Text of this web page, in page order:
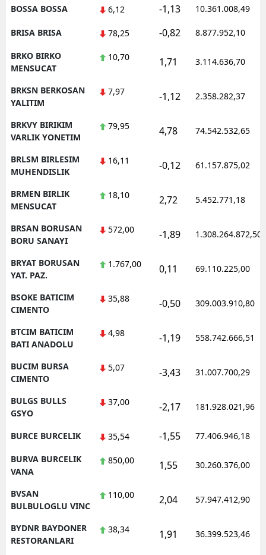
BOSSA BOSSA 6,12 -1,13 10.361.008,49
BRISA BRISA 78,25 -0,82 8.877.952,10
BRKO BIRKO
MENSUCAT
10,70 1,71 3.114.636,70
BRKSN BERKOSAN
YALITIM
7,97 -1,12 2.358.282,37
BRKVY BIRIKIM
VARLIK YONETIM
79,95 4,78 74.542.532,65
BRLSM BIRLESIM
MUHENDISLIK
16,11 -0,12 61.157.875,02
BRMEN BIRLIK
MENSUCAT
18,10 2,72 5.452.771,18
BRSAN BORUSAN
BORU SANAYI
572,00 -1,89 1.308.264.872,50
BRYAT BORUSAN
YAT. PAZ.
1.767,00 0,11 69.110.225,00
BSOKE BATICIM
CIMENTO
35,88 -0,50 309.003.910,80
BTCIM BATICIM
BATI ANADOLU
4,98 -1,19 558.742.666,51
BUCIM BURSA
CIMENTO
5,07 -3,43 31.007.700,29
BULGS BULLS
GSYO
37,00 -2,17 181.928.021,96
BURCE BURCELIK 35,54 -1,55 77.406.946,18
BURVA BURCELIK
VANA
850,00 1,55 30.260.376,00
BVSAN
BULBULOGLU VINC
110,00 2,04 57.947.412,90
BYDNR BAYDONER
RESTORANLARI
38,34 1,91 36.399.523,46